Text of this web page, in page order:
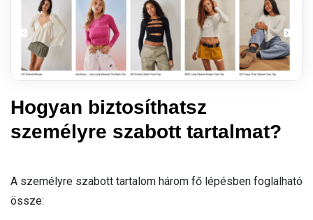
Hogyan biztosíthatsz
személyre szabott tartalmat?
A személyre szabott tartalom három fő lépésben foglalható
össze: